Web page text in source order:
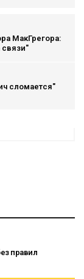
МакГрегора:
сломается"
правил